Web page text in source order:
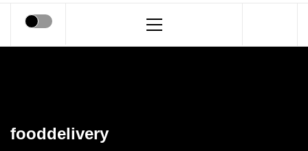
Menu
fooddelivery